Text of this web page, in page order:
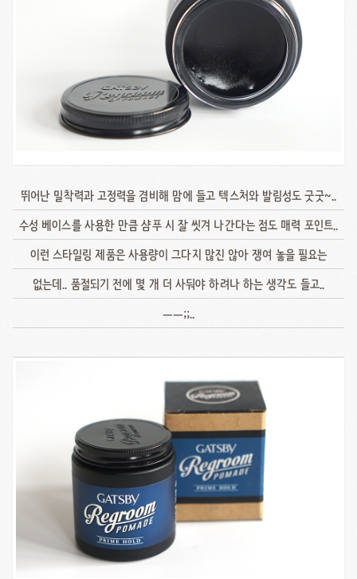
뛰어난 밀착력과 고정력을 겸비해 맘에 들고 텍스처와 발림성도 굿굿~..
수성 베이스를 사용한 만큼 샴푸 시 잘 씻겨 나간다는 점도 매력 포인트..
이런 스타일링 제품은 사용량이 그다지 많진 않아 쟁여 놓을 필요는
없는데.. 품절되기 전에 몇 개 더 사둬야 하려나 하는 생각도 들고..
ㅡㅡ;;..